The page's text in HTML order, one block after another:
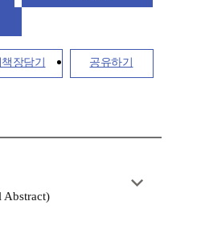
책장담기 공유하기